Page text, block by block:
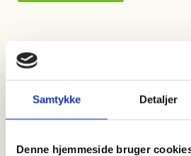
Samtykke Detaljer
Denne hjemmeside bruger
Vi samarbejder med